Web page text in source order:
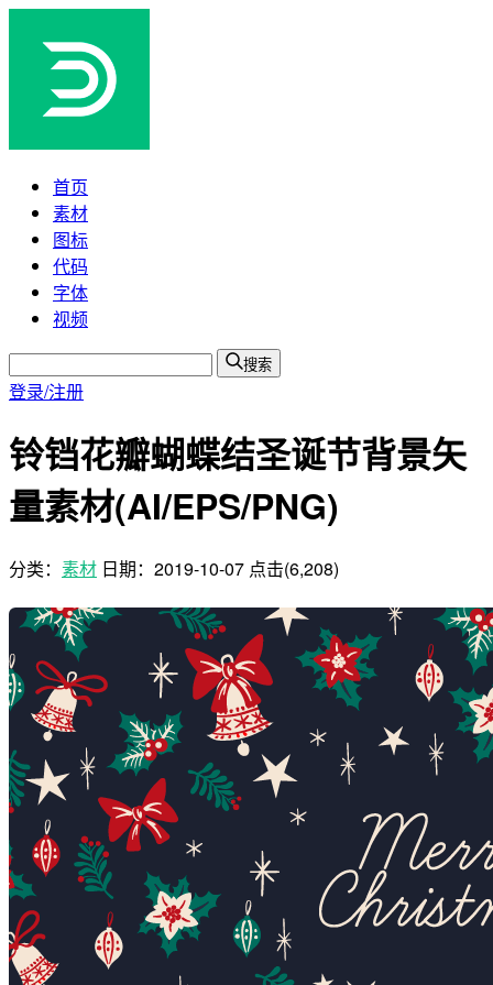
首页
素材
图标
代码
字体
视频
搜索
登录/注册
铃铛花瓣蝴蝶结圣诞节背景矢
量素材(AI/EPS/PNG)
分类： 素材 日期： 2019-10-07 点击(6,208)